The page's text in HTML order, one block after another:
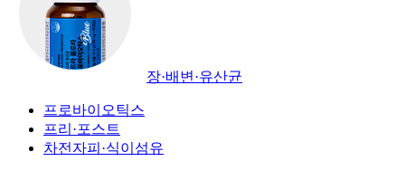
장·배변·유산균
프로바이오틱스
프리·포스트
차전자피·식이섬유